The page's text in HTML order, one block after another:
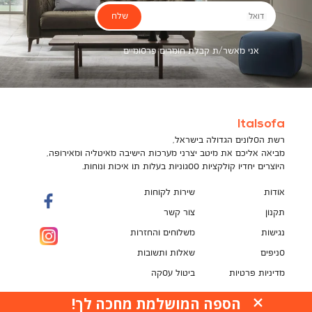
דואל
אני מאשר/ת קבלת חומרים פרסומיים
שלח
Italsofa
רשת הסלונים הגדולה בישראל,
מביאה אליכם את מיטב יצרני מערכות הישיבה מאיטליה ומאירופה,
היוצרים יחדיו קולקציות ססגוניות בעלות תו איכות ונוחות.
אודות
תקנון
נגישות
סניפים
מדיניות פרטיות
שירות לקוחות
צור קשר
משלוחים והחזרות
שאלות ותשובות
ביטול עסקה
תקנון מועדון לקוחות
האתר עושה שימוש בקובצי עוגיות (Cookies) למטרות
הספה המושלמת מחכה לך!